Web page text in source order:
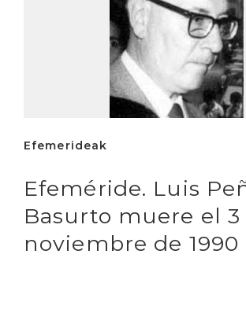
Efemerideak
Efeméride. Luis
Basurto muere el 3
noviembre de 1990